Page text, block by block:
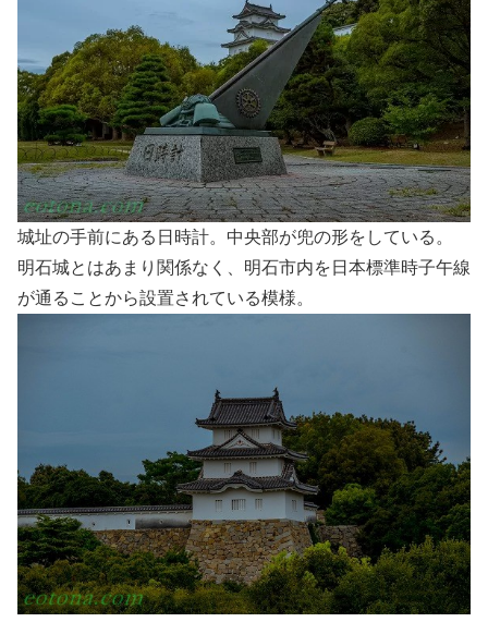
城址の手前にある日時計。中央部が兜の形をしている。
明石城とはあまり関係なく、明石市内を日本標準時子午線
が通ることから設置されている模様。